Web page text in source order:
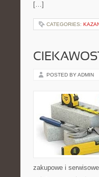
[…]
CATEGORIES:
POSTED BY ADMIN
zakupowe i